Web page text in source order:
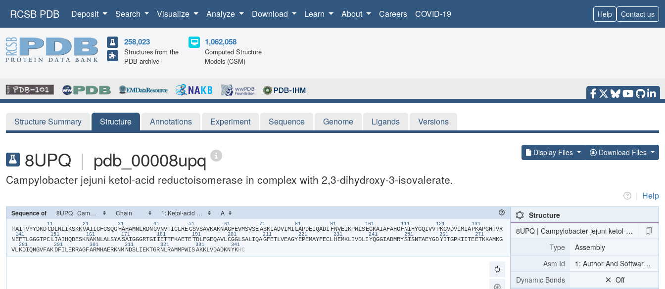
RCSB PDB Deposit Search Visualize Analyze Download Learn About Careers COVID-19 Help Contact us
258,023
Structures from the
PDB archive
1,062,058
Computed Structure
Models (CSM)
Structure Summary Structure Annotations Experiment Sequence Genome Ligands Versions
8UPQ | pdb_00008upq Display Files Download Files
Campylobacter jejuni ketol-acid reductoisomerase in complex with 2,3-dihydroxy-3-isovalerate.
| Help
Sequence of
​M​​A​​I​​T​​V​​Y​​Y​​D​​K​​D​
11
​C​​D​​L​​N​​L​​I​​K​​S​​K​​K​
21
​V​​A​​I​​I​​G​​F​​G​​S​​Q​​G​
31
​H​​A​​H​​A​​M​​N​​L​​R​​D​​N​
41
​G​​V​​N​​V​​T​​I​​G​​L​​R​​E​
51
​G​​S​​V​​S​​A​​V​​K​​A​​K​​N​
61
​A​​G​​F​​E​​V​​M​​S​​V​​S​​E​
71
​A​​S​​K​​I​​A​​D​​V​​I​​M​​I​
81
​L​​A​​P​​D​​E​​I​​Q​​A​​D​​I​
91
​F​​N​​V​​E​​I​​K​​P​​N​​L​​S​
101
​E​​G​​K​​A​​I​​A​​F​​A​​H​​G​
111
​F​​N​​I​​H​​Y​​G​​Q​​I​​V​​V​
121
​P​​K​​G​​V​​D​​V​​I​​M​​I​​A​
131
​P​​K​​A​​P​​G​​H​​T​​V​​R​
N​
141
​E​​F​​T​​L​​G​​G​​G​​T​​P​​C​
151
​L​​I​​A​​I​​H​​Q​​D​​E​​S​​K​
161
​N​​A​​K​​N​​L​​A​​L​​S​​Y​​A​
171
​S​​A​​I​​G​​G​​G​​R​​T​​G​​I​
181
​I​​E​​T​​T​​F​​K​​A​​E​​T​​E​
191
​T​​D​​L​​F​​G​​E​​Q​​A​​V​​L​
201
​C​​G​​G​​L​​S​​A​​L​​I​​Q​​A​
211
​G​​F​​E​​T​​L​​V​​E​​A​​G​​Y​
221
​E​​P​​E​​M​​A​​Y​​F​​E​​C​​L​
231
​H​​E​​M​​K​​L​​I​​V​​D​​L​​I​
241
​Y​​Q​​G​​G​​I​​A​​D​​M​​R​​Y​
251
​S​​I​​S​​N​​T​​A​​E​​Y​​G​​D​
261
​Y​​I​​T​​G​​P​​K​​I​​I​​T​​E​
271
​E​​T​​K​​K​​A​​M​​K​​G​
V​​L​
281
​K​​D​​I​​Q​​N​​G​​V​​F​​A​​K​
291
​D​​F​​I​​L​​E​​R​​R​​A​​G​​F​
301
​A​​R​​M​​H​​A​​E​​R​​K​​N​​M​
311
​N​​D​​S​​L​​I​​E​​K​​T​​G​​R​
321
​N​​L​​R​​A​​M​​M​​P​​W​​I​​S​
331
​A​​K​​K​​L​​V​​D​​A​​D​​K​​N​
341
​Y​​K​​H​​C​
Structure
8UPQ | Campylobacter jejuni ketol-acid
Type
Assembly
Asm Id
1: Author And Software
Dynamic Bonds
Off